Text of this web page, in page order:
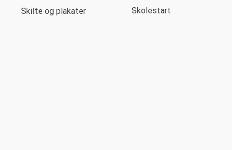
Skilte og plakater Skolestart